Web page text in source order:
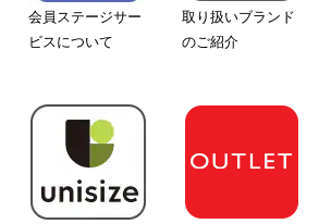
会員ステージサー
ビスについて
取り扱いブランド
のご紹介